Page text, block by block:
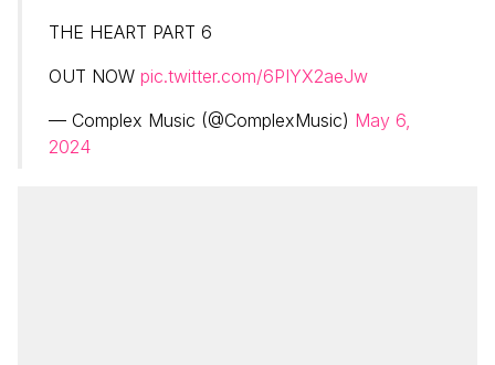
THE HEART PART 6
OUT NOW pic.twitter.com/6PIYX2aeJw
— Complex Music (@ComplexMusic) May 6,
2024